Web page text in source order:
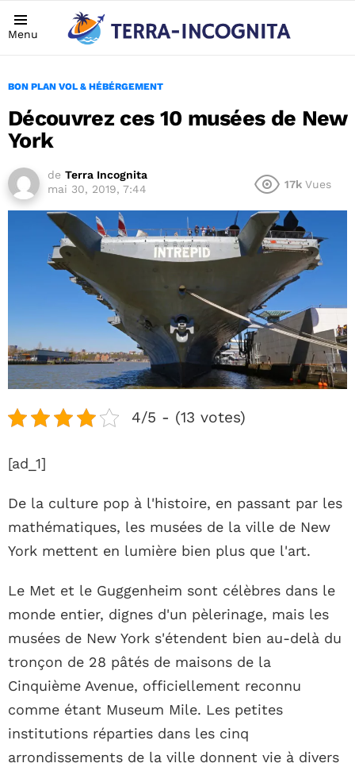
Menu
BON PLAN VOL & HÉBÉRGEMENT
Découvrez ces 10 musées de New
York
de Terra Incognita
mai 30, 2019, 7:44
17k Vues
4/5 - (13 votes)
[ad_1]
De la culture pop à l'histoire, en passant par les
mathématiques, les musées de la ville de New
York mettent en lumière bien plus que l'art.
Le Met et le Guggenheim sont célèbres dans le
monde entier, dignes d'un pèlerinage, mais les
musées de New York s'étendent bien au-delà du
tronçon de 28 pâtés de maisons de la
Cinquième Avenue, officiellement reconnu
comme étant Museum Mile. Les petites
institutions réparties dans les cinq
arrondissements de la ville donnent vie à divers